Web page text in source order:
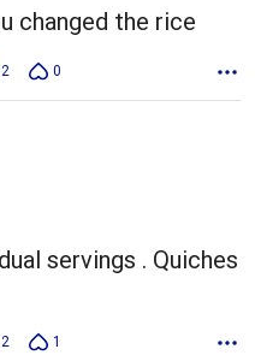
changed the rice
2 0
servings . Quiches
2 1